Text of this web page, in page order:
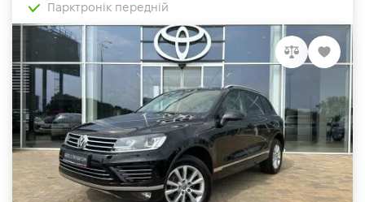
Парктронік передній